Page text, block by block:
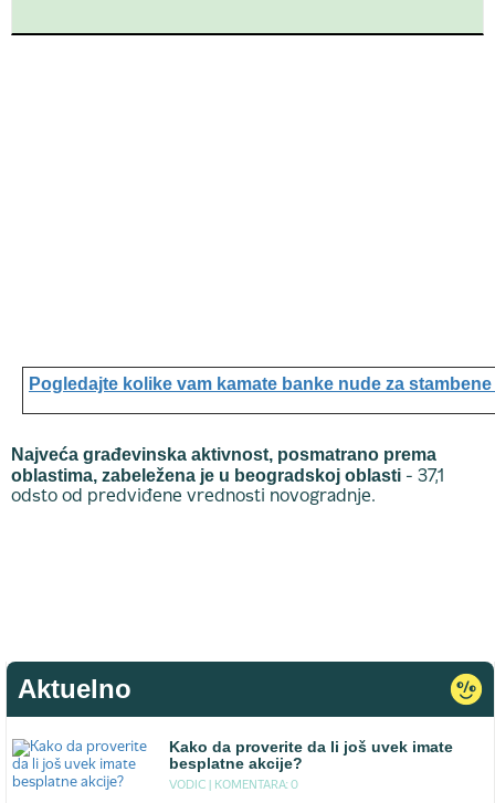
Pogledajte kolike vam kamate banke nude za
Najveća građevinska aktivnost, posmatrano prema
oblastima, zabeležena je u beogradskoj oblasti - 37,1
odsto od predviđene vrednosti novogradnje.
Aktuelno
Kako da proverite da li još uvek imate
besplatne akcije?
VODIC | KOMENTARA: 0